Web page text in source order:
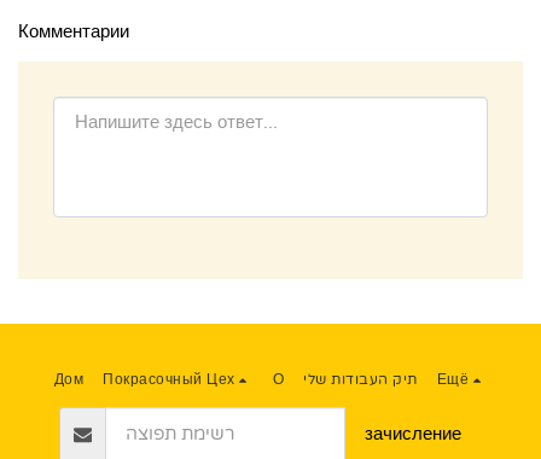
Комментарии
Дом Покрасочный Цех О תיק העבודות שלי Ещё
зачисление